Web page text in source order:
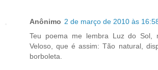
Anônimo 2 de março de 2010 às
Teu poema me lembra Luz do Sol,
Veloso, que é assim: Tão natural,
borboleta.